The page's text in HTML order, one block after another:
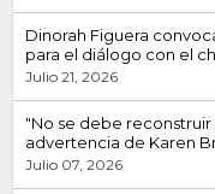
Dinorah Figuera
para el diálogo con el
Julio 21, 2026
"No se debe reconstruir
advertencia de Karen
Julio 07, 2026